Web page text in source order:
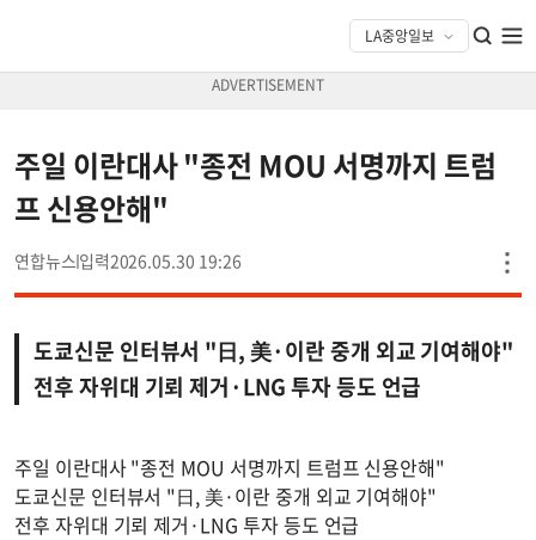
주일 이란대사 "종전 MOU 서명까지 트럼
프 신용안해"
연합뉴스 2026.05.30 19:26
도쿄신문 인터뷰서 "日, 美·이란 중개 외교 기여해야"
전후 자위대 기뢰 제거·LNG 투자 등도 언급
주일 이란대사 "종전 MOU 서명까지 트럼프 신용안해"
도쿄신문 인터뷰서 "日, 美·이란 중개 외교 기여해야"
전후 자위대 기뢰 제거·LNG 투자 등도 언급